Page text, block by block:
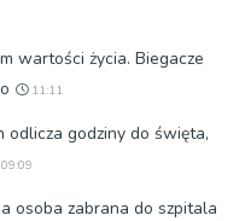
wartości życia. Biegacze
11:11
odlicza godziny do święta,
osoba zabrana do szpitala